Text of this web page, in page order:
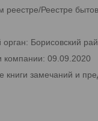
реестре/Реестре
орган: Борисовский
компании: 09.09.2020
книги замечаний и